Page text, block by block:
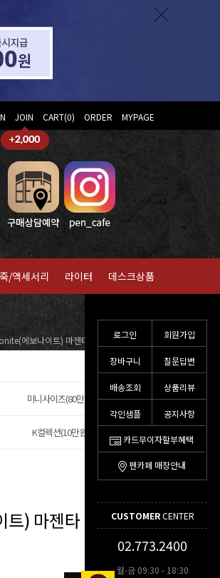
로그인 회원가입
장바구니 질문답변
배송조회 상품리뷰
각인샘플 공지사항
카드무이자할부혜택
펜카페 매장안내
CUSTOMERCENTER
02.773.2400
월-금 09:30 - 18:30
JOIN CART(0) ORDER MYPAGE
/액세서리 라이터 데스크상품
에보나이트) 마젠타 만년필(888-CEP)
미니사이즈(80만원대)(1)
K컬렉션(10만원미만)
) 마젠타 만년필